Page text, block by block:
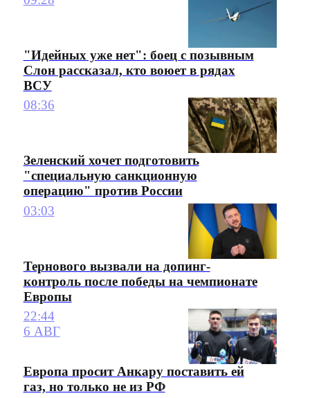
"Идейных уже нет": боец с позывным
Слон рассказал, кто воюет в рядах
ВСУ
08:36
Зеленский хочет подготовить
"специальную санкционную
операцию" против России
03:03
Тернового вызвали на допинг-
контроль после победы на чемпионате
Европы
22:44
6 АВГ
Европа просит Анкару поставить ей
газ, но только не из РФ